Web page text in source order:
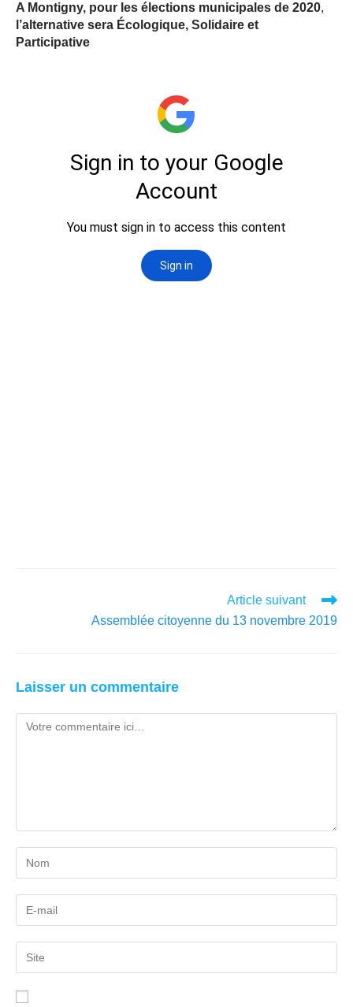
A Montigny, pour les élections municipales de 2020,
l’alternative sera Écologique, Solidaire et
Participative
Article suivant
Assemblée citoyenne du 13 novembre 2019
Laisser un commentaire